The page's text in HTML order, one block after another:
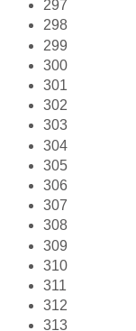
297
298
299
300
301
302
303
304
305
306
307
308
309
310
311
312
313